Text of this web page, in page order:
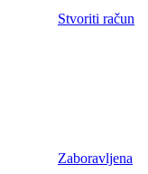
Stvoriti račun
Zaboravljena